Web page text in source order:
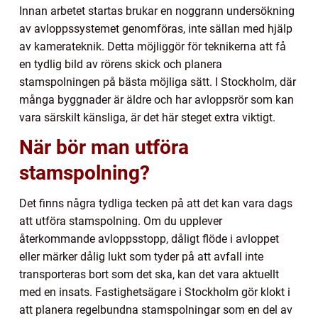
Innan arbetet startas brukar en noggrann undersökning
av avloppssystemet genomföras, inte sällan med hjälp
av kamerateknik. Detta möjliggör för teknikerna att få
en tydlig bild av rörens skick och planera
stamspolningen på bästa möjliga sätt. I Stockholm, där
många byggnader är äldre och har avloppsrör som kan
vara särskilt känsliga, är det här steget extra viktigt.
När bör man utföra
stamspolning?
Det finns några tydliga tecken på att det kan vara dags
att utföra stamspolning. Om du upplever
återkommande avloppsstopp, dåligt flöde i avloppet
eller märker dålig lukt som tyder på att avfall inte
transporteras bort som det ska, kan det vara aktuellt
med en insats. Fastighetsägare i Stockholm gör klokt i
att planera regelbundna stamspolningar som en del av